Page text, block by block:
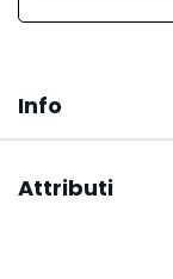
Info
Attributi